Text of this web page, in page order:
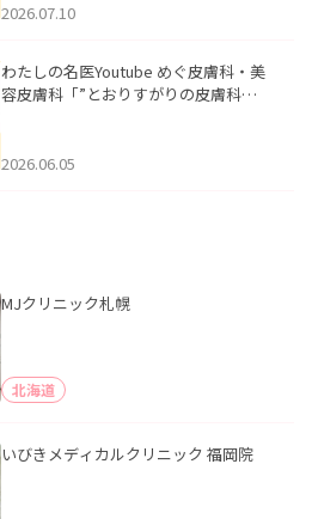
た。
2026.07.10
わたしの名医Youtube めぐ皮膚科・美
容皮膚科「”とおりすがりの皮膚科
2026.06.05
MJクリニック札幌
北海道
いびきメディカルクリニック 福岡院